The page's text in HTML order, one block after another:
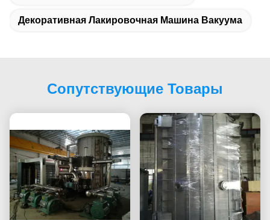
Декоративная Лакировочная Машина Вакуума
Сопутствующие Товары